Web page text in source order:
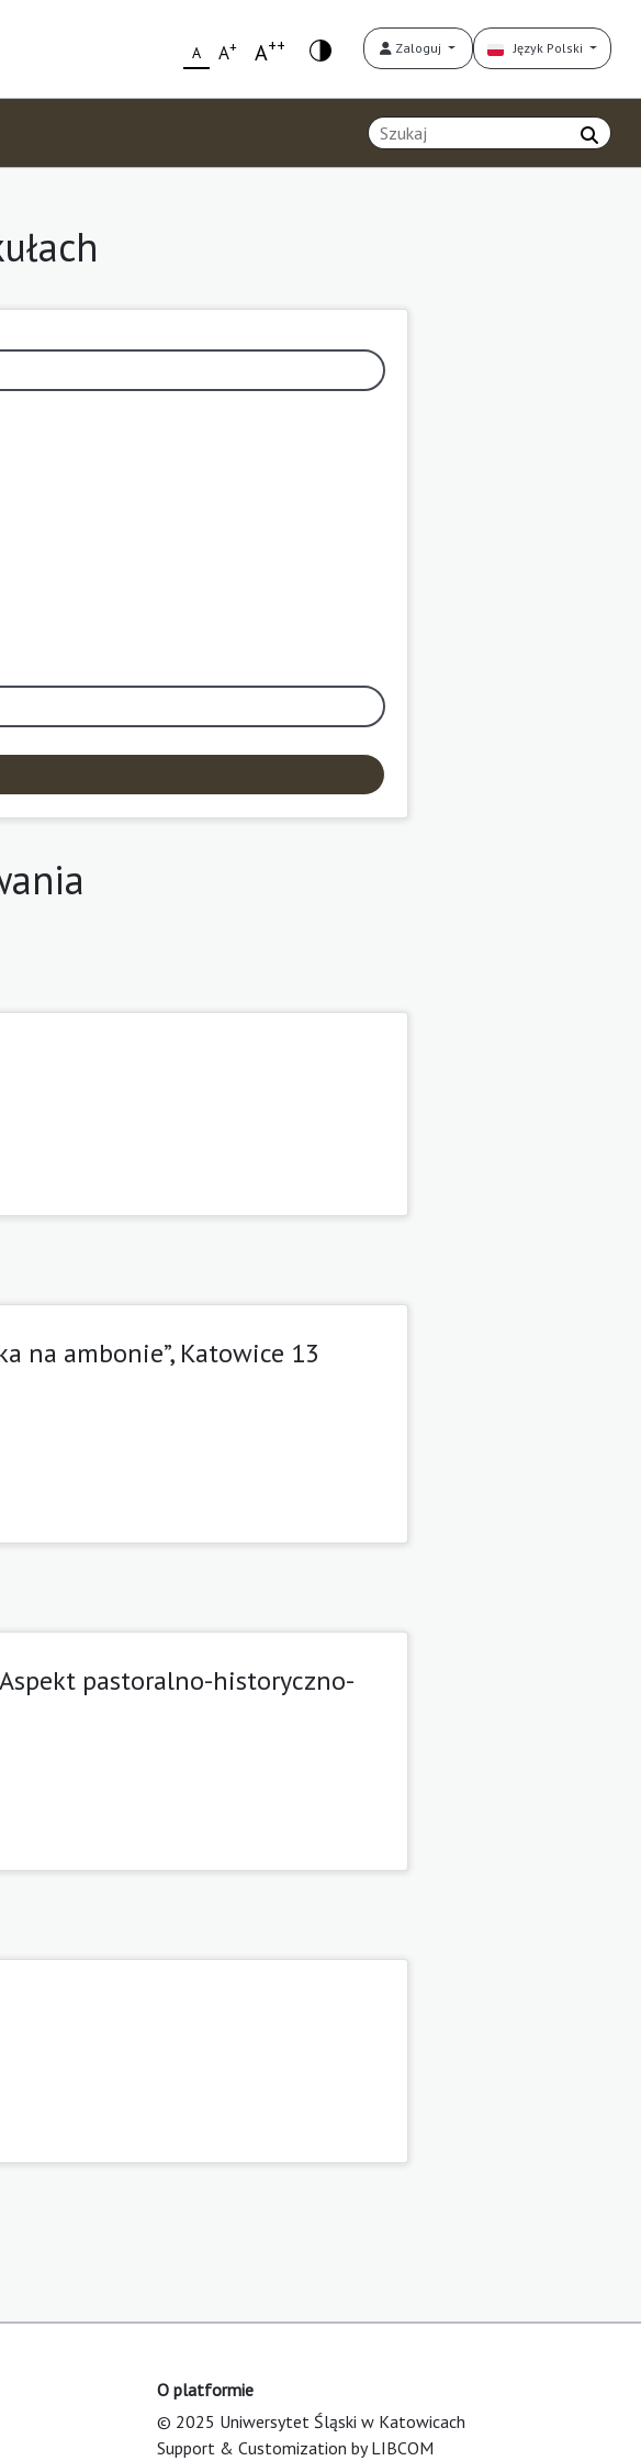
A A+ A++ Zaloguj Język Polski
na ambonie”, Katowice 13
pastoralno-historyczno-
O platformie
© 2025 Uniwersytet Śląski w Katowicach
Support & Customization by LIBCOM